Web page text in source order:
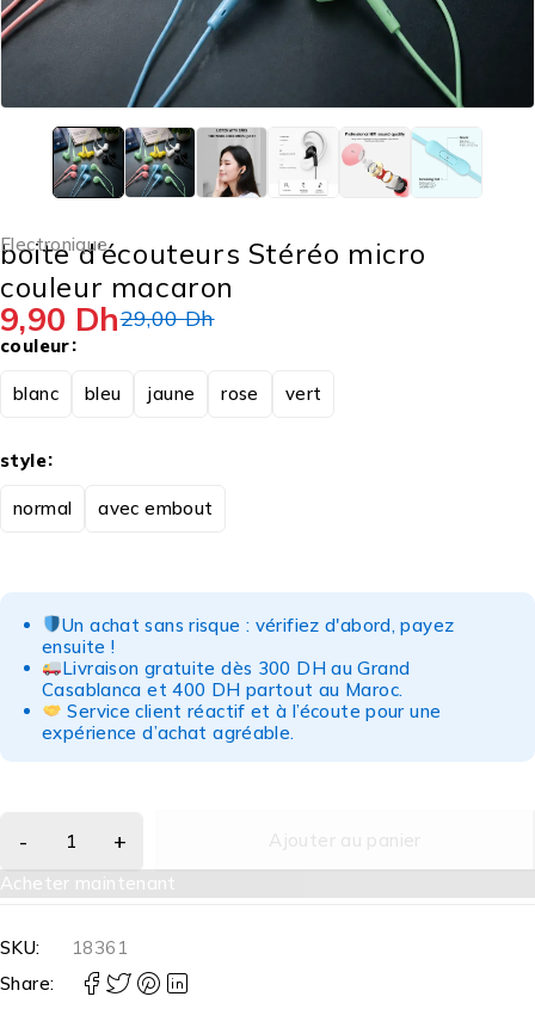
Electronique
boite d’écouteurs Stéréo micro
couleur macaron
29,00Dh
9,90 Dh
couleur
blanc bleu jaune rose vert
style
normal avec embout
Un achat sans risque : vérifiez d'abord, payez
ensuite !
Livraison gratuite dès 300 DH au Grand
Casablanca et 400 DH partout au Maroc.
Service client réactif et à l’écoute pour une
expérience d’achat agréable.
Ajouter au panier
Acheter maintenant
SKU:
18361
Share: